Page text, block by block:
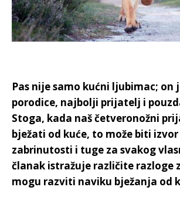
Pas nije samo kućni ljubimac; on
porodice, najbolji prijatelj i
Stoga, kada naš četveronožni
bježati od kuće, to može biti
zabrinutosti i tuge za svakog
članak istražuje različite razloge
mogu razviti naviku bježanja od